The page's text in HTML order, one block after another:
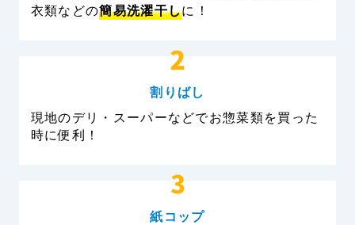
衣類などの簡易洗濯干しに！
割りばし
現地のデリ・スーパーなどでお惣菜類を買った
時に便利！
紙コップ